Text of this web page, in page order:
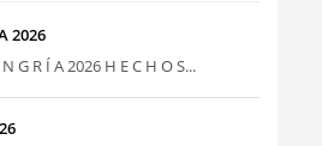
2026
G R Í A 2026 H E C H O S...